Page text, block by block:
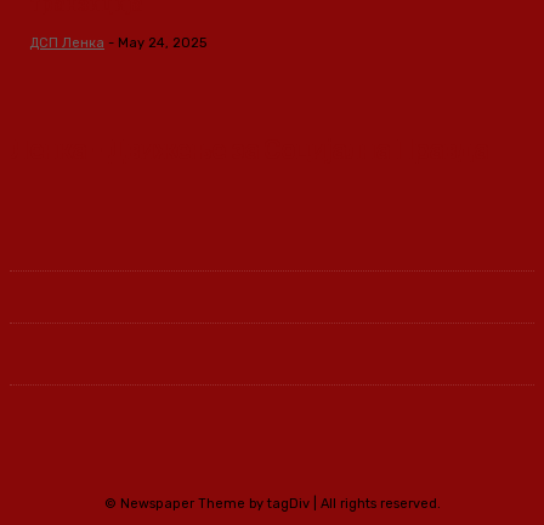
ДСП Ленка - May 24, 2025
© Newspaper Theme by tagDiv | All rights reserved.